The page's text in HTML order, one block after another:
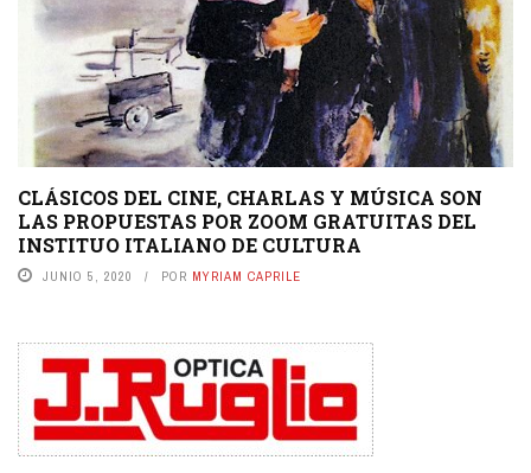
CLÁSICOS DEL CINE, CHARLAS Y MÚSICA SON
LAS PROPUESTAS POR ZOOM GRATUITAS DEL
INSTITUO ITALIANO DE CULTURA
JUNIO 5, 2020 POR MYRIAM CAPRILE